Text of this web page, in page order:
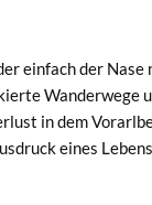
einfach der
Wanderwege
in dem
eines